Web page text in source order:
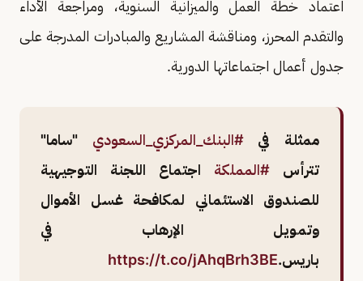
اعتماد خطة العمل والميزانية السنوية، ومراجعة الأداء
والتقدم المحرز، ومناقشة المشاريع والمبادرات المدرجة على
جدول أعمال اجتماعاتها الدورية.
ممثلة في#البنك_المركزي_السعودي "ساما"
تترأس #المملكة اجتماع اللجنة التوجيهية
للصندوق الاستئماني لمكافحة غسل الأموال
وتمويل الإرهاب في
باريس.https://t.co/jAhqBrh3BE